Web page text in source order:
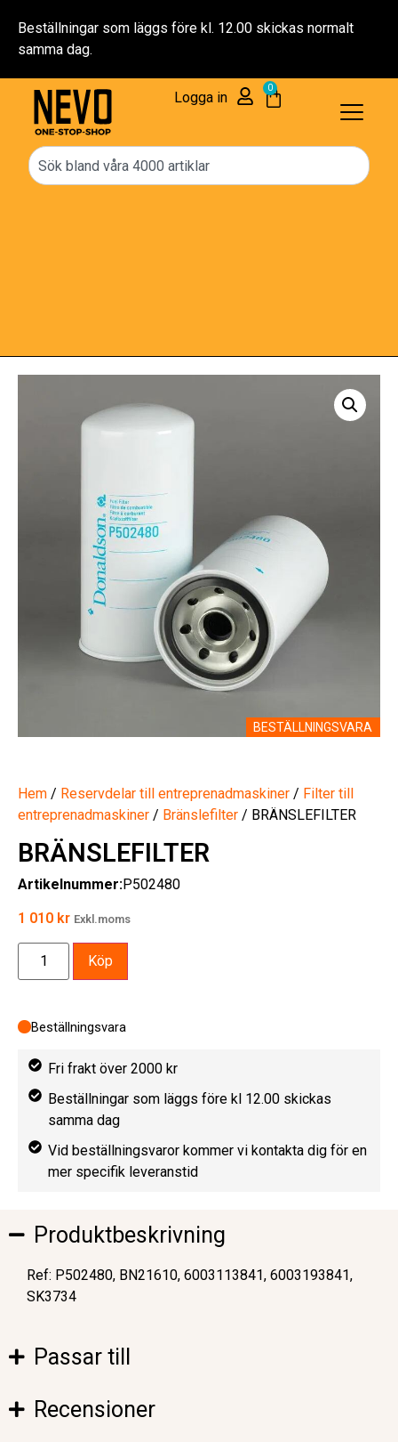
normalt Fri frakt över 2000 kr
Logga in
0
BESTÄLLNINGSVARA
Hem / Reservdelar till entreprenadmaskiner / Filter till
entreprenadmaskiner / Bränslefilter / BRÄNSLEFILTER
BRÄNSLEFILTER
Artikelnummer:P502480
1 010 kr Exkl.moms
Beställningsvara
Köp
Fri frakt över 2000 kr
Beställningar som läggs före kl 12.00 skickas
samma dag
Vid beställningsvaror kommer vi kontakta dig för en
mer specifik leveranstid
Produktbeskrivning
Ref: P502480, BN21610, 6003113841, 6003193841,
SK3734
Passar till
Recensioner